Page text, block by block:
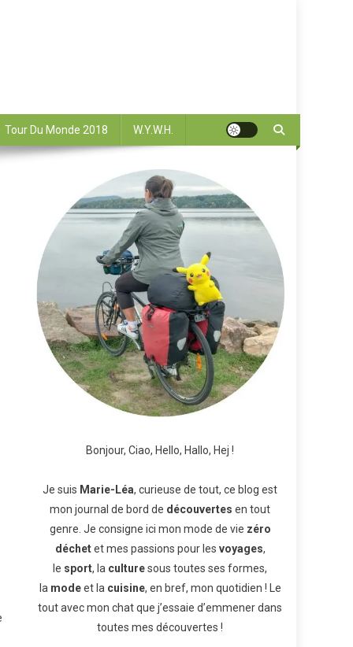
Tour Du Monde 2018 W.Y.W.H.
Bonjour, Ciao, Hello, Hallo, Hej !
Je suis Marie-Léa, curieuse de tout, ce blog est
mon journal de bord de découvertes en tout
genre. Je consigne ici mon mode de vie zéro
déchetet mes passions pour les voyages,
le sport, la culturesous toutes ses formes,
la modeet la cuisine, en bref, mon quotidien ! Le
tout avec mon chat que j’essaie d’emmener dans
toutes mes découvertes !